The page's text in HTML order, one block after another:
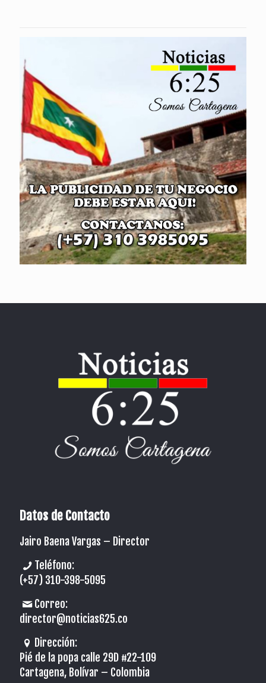
Datos de Contacto
Jairo Baena Vargas – Director
Teléfono:
(+57) 310-398-5095
Correo:
director@noticias625.co
Dirección:
Pié de la popa calle 29D #22-109
Cartagena, Bolívar – Colombia